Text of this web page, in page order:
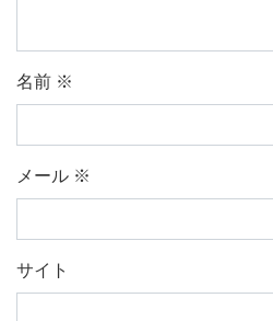
名前 ※
メール ※
サイト